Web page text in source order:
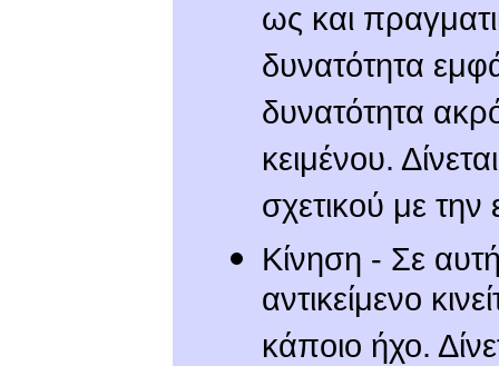
ως και
δυνατότητα
δυνατότητα
κειμένου.
σχετικού με την
Κίνηση - Σε
αντικείμενο
κάποιο ήχο.